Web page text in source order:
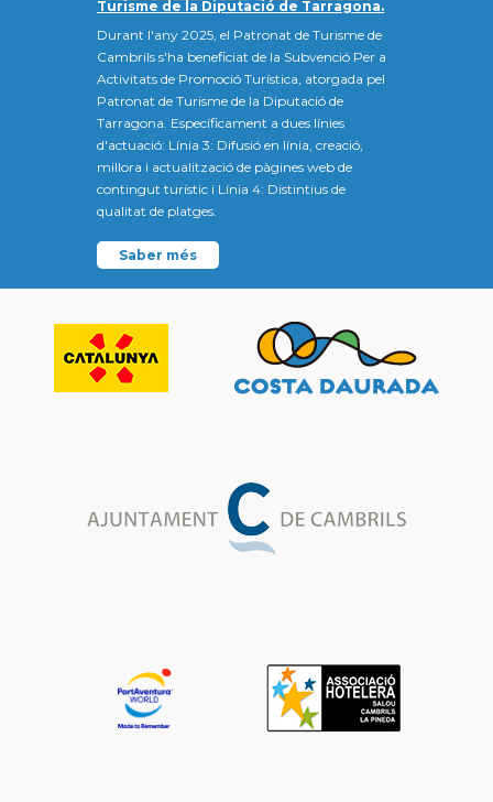
Turisme de la Diputació de Tarragona.
Durant l'any 2025, el Patronat de Turisme de
Cambrils s'ha beneficiat de la Subvenció Per a
Activitats de Promoció Turística, atorgada pel
Patronat de Turisme de la Diputació de
Tarragona. Específicament a dues línies
d'actuació: Línia 3: Difusió en línia, creació,
millora i actualització de pàgines web de
contingut turístic i Línia 4: Distintius de
qualitat de platges.
Saber més